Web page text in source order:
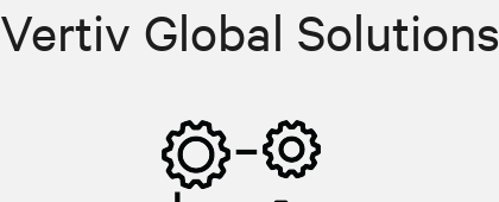
Vertiv Global Solutions